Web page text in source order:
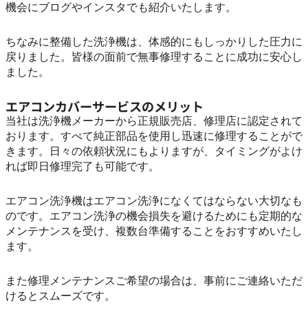
機会にブログやインスタでも紹介いたします。
ちなみに整備した洗浄機は、体感的にもしっかりした圧力に
戻りました。皆様の面前で無事修理することに成功に安心し
ました。
エアコンカバーサービスのメリット
当社は洗浄機メーカーから正規販売店、修理店に認定されて
おります。すべて純正部品を使用し迅速に修理することがで
きます。日々の依頼状況にもよりますが、タイミングがよけ
れば即日修理完了も可能です。
エアコン洗浄機はエアコン洗浄になくてはならない大切なも
のです。エアコン洗浄の機会損失を避けるためにも定期的な
メンテナンスを受け、複数台準備することをおすすめいたし
ます。
また修理メンテナンスご希望の場合は、事前にご連絡いただ
けるとスムーズです。